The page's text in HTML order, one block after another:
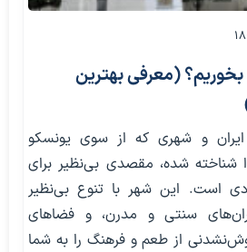
(معرفی بهترین
و شهری که از سوی یونسکو
شناخته شده، مقصدی بی‌نظیر برای
است. این شهر با تنوع بی‌نظیر
سنتی و مدرن، و فضاهای
از طعم و فرهنگ را به شما